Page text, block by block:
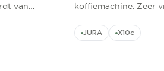
van
koffiemachine. Zeer
JURA X10c